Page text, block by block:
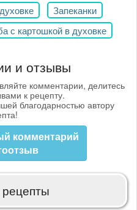
Запеканки
с картошкой в духовке
и отзывы
комментарии, делитесь
к рецепту.
благодарностью автору
комментарий